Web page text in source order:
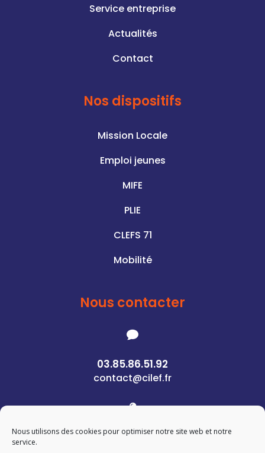
Nous utilisons des cookies pour optimiser notre site web et notre
service.
Service entreprise
Actualités
Contact
Nos dispositifs
Mission Locale
Emploi jeunes
MIFE
PLIE
CLEFS 71
Mobilité
Nous contacter

03.85.86.51.92
contact@cilef.fr

1 Rue des Pierres